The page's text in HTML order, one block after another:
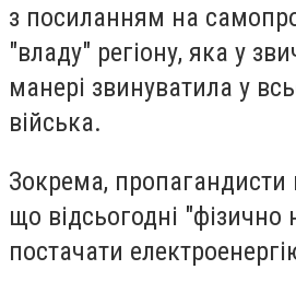
з посиланням на
"владу" регіону, яка у
манері звинуватила у
війська.
Зокрема, пропагандисти
що відсьогодні
постачати